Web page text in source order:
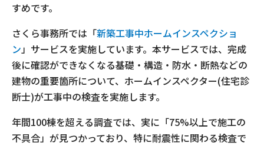
すめです。
さくら事務所では「新築工事中ホームインスペクショ
ン」サービスを実施しています。本サービスでは、完成
後に確認ができなくなる基礎・構造・防水・断熱などの
建物の重要箇所について、ホームインスペクター(住宅診
断士)が工事中の検査を実施します。
年間100棟を超える調査では、実に「75%以上で施工の
不具合」が見つかっており、特に耐震性に関わる検査で